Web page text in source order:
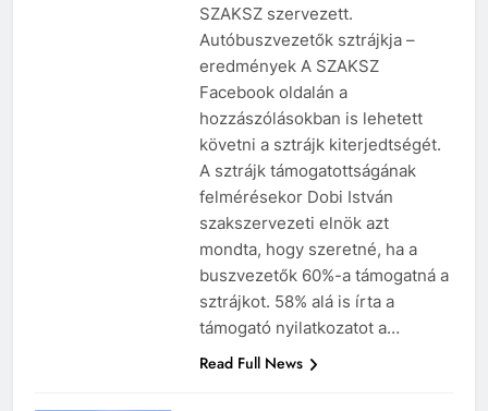
SZAKSZ szervezett.
Autóbuszvezetők sztrájkja –
eredmények A SZAKSZ
Facebook oldalán a
hozzászólásokban is lehetett
követni a sztrájk kiterjedtségét.
A sztrájk támogatottságának
felmérésekor Dobi István
szakszervezeti elnök azt
mondta, hogy szeretné, ha a
buszvezetők 60%-a támogatná a
sztrájkot. 58% alá is írta a
támogató nyilatkozatot a…
Read Full News